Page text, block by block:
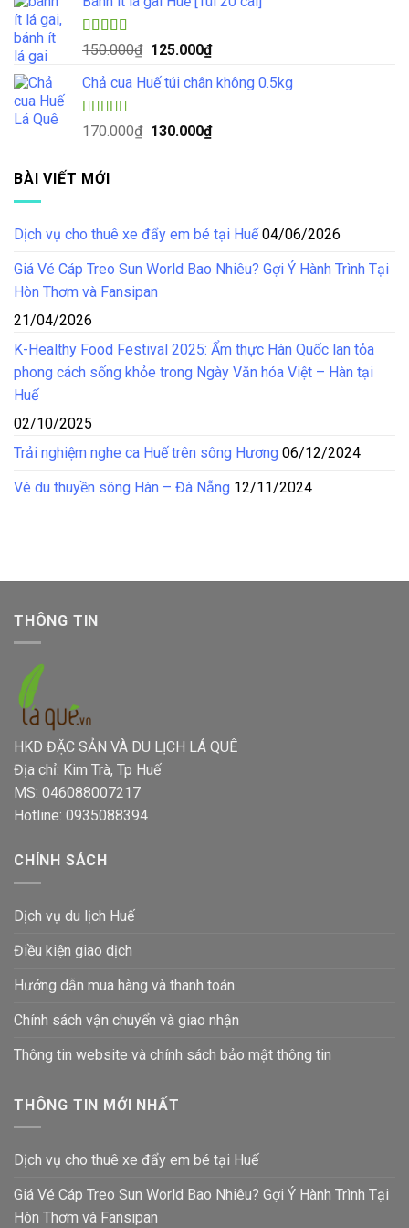
là:
tại
85.000₫.
Được xếp
4.57
5 sao
150.000₫ Giá
là:
125.000₫Giá
tại
125.000₫.
Chả cua Huế túi chân không 0.5kg
Được xếp
4.50
170.000₫ Giá
130.000₫Giá
BÀI VIẾT MỚI
Dịch vụ cho thuê xe đẩy em bé tại Huế 04/06/2026
Giá Vé Cáp Treo Sun World Bao Nhiêu? Gợi Ý Hành Trình Tại
Hòn Thơm và Fansipan
21/04/2026
K-Healthy Food Festival 2025: Ẩm thực Hàn Quốc lan tỏa
phong cách sống khỏe trong Ngày Văn hóa Việt – Hàn tại
Huế
02/10/2025
Trải nghiệm nghe ca Huế trên sông Hương 06/12/2024
Vé du thuyền sông Hàn – Đà Nẵng 12/11/2024
THÔNG TIN
HKD ĐẶC SẢN VÀ DU LỊCH LÁ QUÊ
Địa chỉ: Kim Trà, Tp Huế
MS: 046088007217
Hotline: 0935088394
CHÍNH SÁCH
Dịch vụ du lịch Huế
Điều kiện giao dịch
Hướng dẫn mua hàng và thanh toán
Chính sách vận chuyển và giao nhận
Thông tin website và chính sách bảo mật thông tin
THÔNG TIN MỚI NHẤT
Dịch vụ cho thuê xe đẩy em bé tại Huế
Giá Vé Cáp Treo Sun World Bao Nhiêu? Gợi Ý Hành Trình Tại
Hòn Thơm và Fansipan